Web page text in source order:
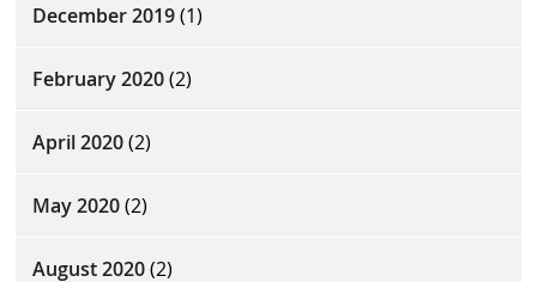
December 2019(1)
February 2020(2)
April 2020(2)
May 2020(2)
August 2020(2)